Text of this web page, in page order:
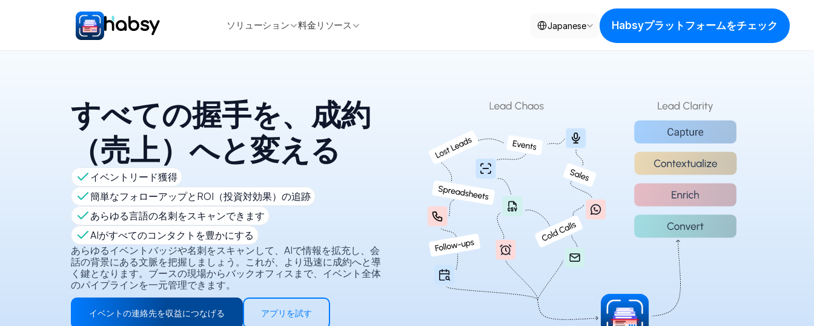
ソリューション 料金 リソース Japanese Habsyプラットフォームをチェック
すべての握手を、成約
（売上）へと変える
イベントリード獲得
簡単なフォローアップとROI（投資対効果）の追跡
あらゆる言語の名刺をスキャンできます
AIがすべてのコンタクトを豊かにする
あらゆるイベントバッジや名刺をスキャンして、AIで情報を拡充し、会
話の背景にある文脈を把握しましょう。これが、より迅速に成約へと導
く鍵となります。ブースの現場からバックオフィスまで、イベント全体
のパイプラインを一元管理できます。
イベントの連絡先を収益につなげる アプリを試す